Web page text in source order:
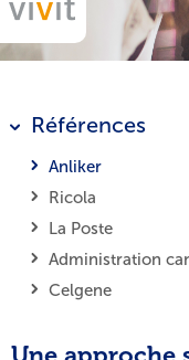
Références
Anliker
Ricola
La Poste
Administration
Celgene